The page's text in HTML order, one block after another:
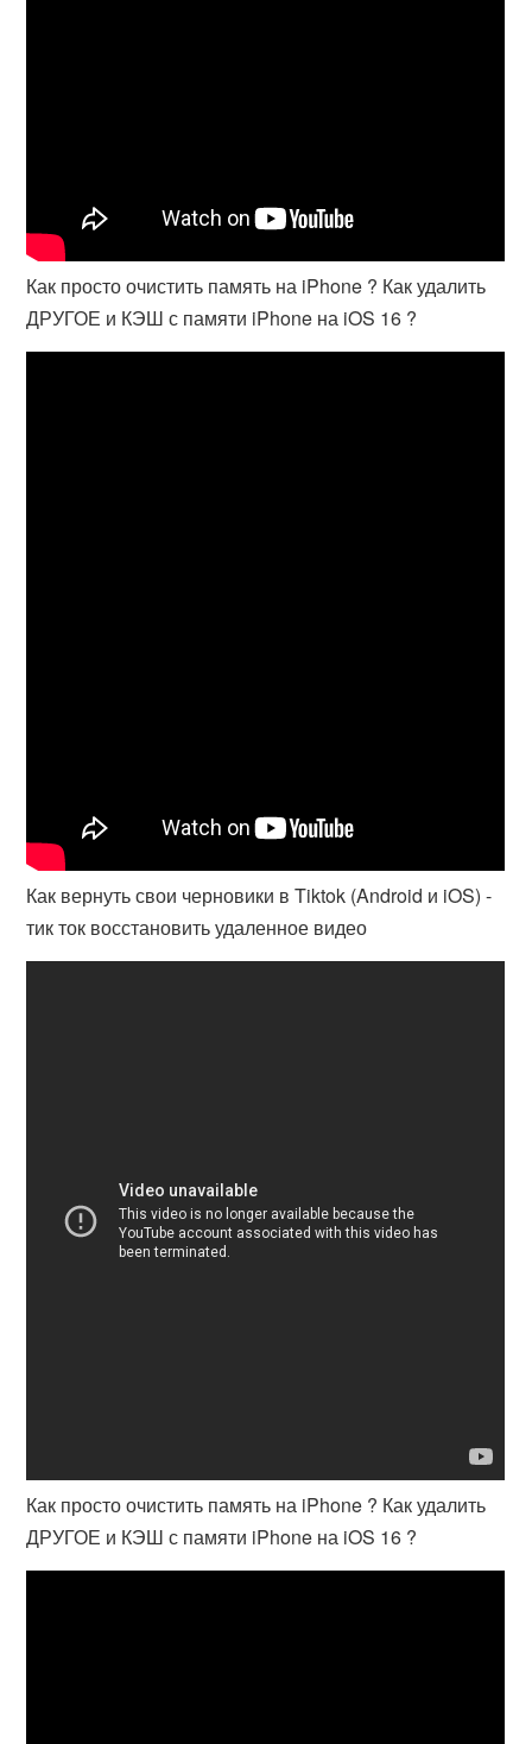
Как просто очистить память на iPhone ? Как удалить
ДРУГОЕ и КЭШ с памяти iPhone на iOS 16 ?
Как вернуть свои черновики в Tiktok (Android и iOS) -
тик ток восстановить удаленное видео
Как просто очистить память на iPhone ? Как удалить
ДРУГОЕ и КЭШ с памяти iPhone на iOS 16 ?